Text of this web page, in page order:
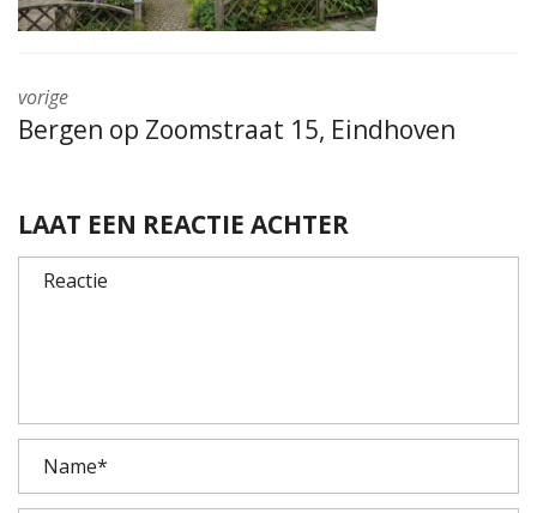
vorige
Bergen op Zoomstraat 15, Eindhoven
LAAT EEN REACTIE ACHTER